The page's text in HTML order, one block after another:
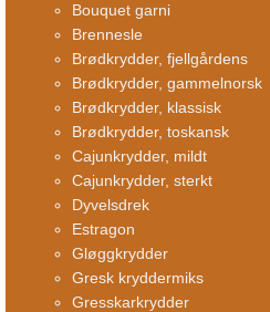
Bouquet garni
Brennesle
Brødkrydder, fjellgårdens
Brødkrydder, gammelnorsk
Brødkrydder, klassisk
Brødkrydder, toskansk
Cajunkrydder, mildt
Cajunkrydder, sterkt
Dyvelsdrek
Estragon
Gløggkrydder
Gresk kryddermiks
Gresskarkrydder